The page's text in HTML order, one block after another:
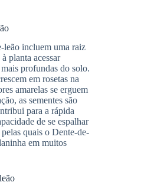
leão incluem uma raiz
planta acessar
profundas do solo.
em rosetas na
amarelas se erguem
as sementes são
para a rápida
de se espalhar
quais o Dente-de-
em muitos